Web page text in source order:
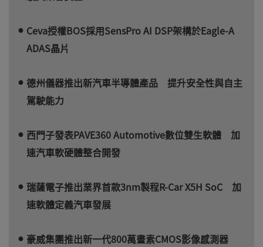
Ceva授權BOS採用SensPro AI DSP架構於Eagle-A
ADAS晶片
德州儀器推出新汽車半導體產品 提升安全性與自主
駕駛能力
西門子發表PAVE360 Automotive數位雙生軟體 加
速汽車軟硬體整合開發
瑞薩電子推出業界首款3nm製程R-Car X5H SoC 加
速軟體定義汽車發展
豪威集團推出新一代800萬畫素CMOS影像感測器